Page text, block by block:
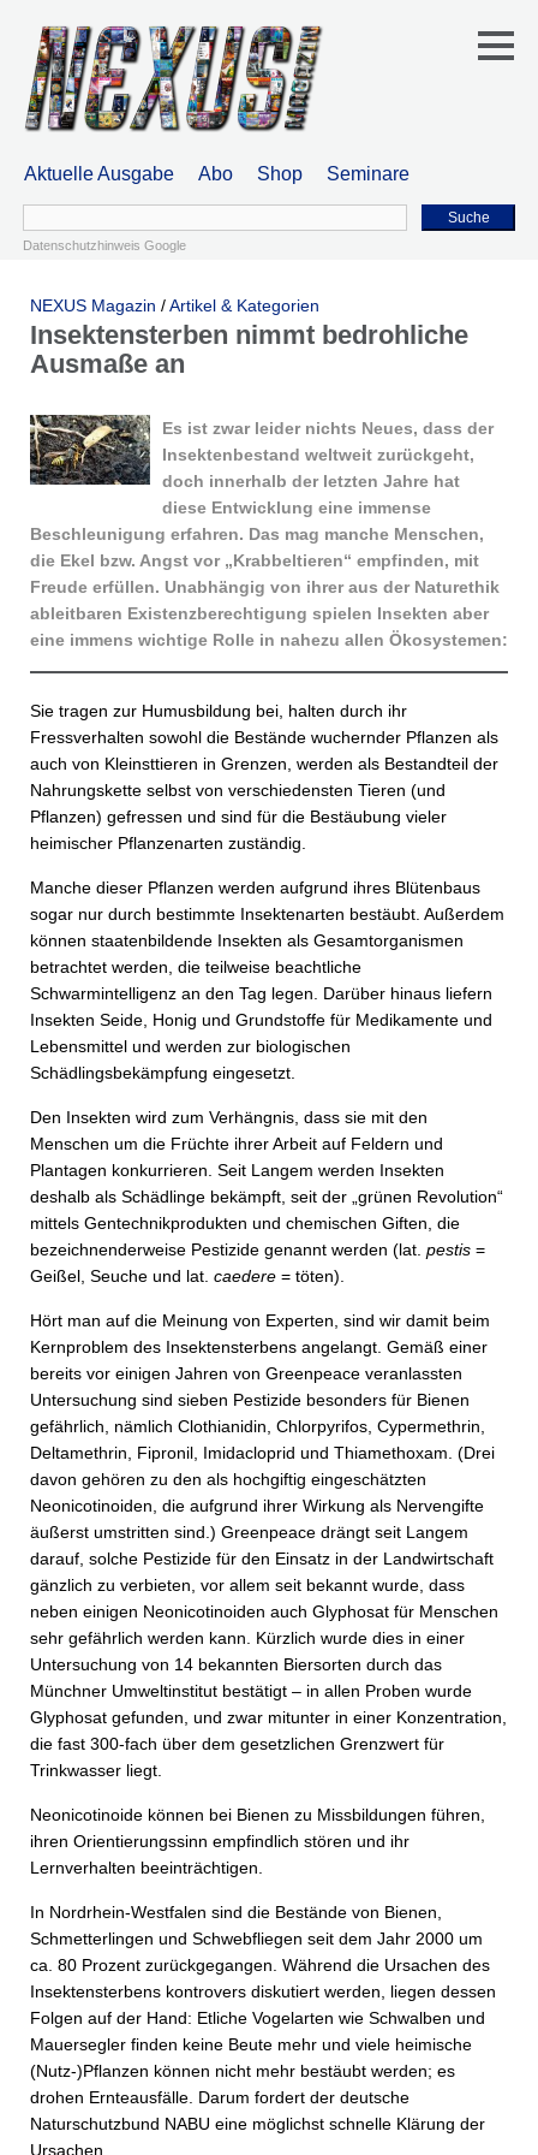
Aktuelle Ausgabe Abo Shop Seminare
Suche
Datenschutzhinweis Google
NEXUS Magazin /Artikel & Kategorien
Insektensterben nimmt bedrohliche
Ausmaße an
Es ist zwar leider nichts Neues, dass der
Insektenbestand weltweit zurückgeht,
doch innerhalb der letzten Jahre hat
diese Entwicklung eine immense
Beschleunigung erfahren. Das mag manche Menschen,
die Ekel bzw. Angst vor „Krabbeltieren“ empfinden, mit
Freude erfüllen. Unabhängig von ihrer aus der Naturethik
ableitbaren Existenzberechtigung spielen Insekten aber
eine immens wichtige Rolle in nahezu allen Ökosystemen:
Sie tragen zur Humusbildung bei, halten durch ihr
Fressverhalten sowohl die Bestände wuchernder Pflanzen als
auch von Kleinsttieren in Grenzen, werden als Bestandteil der
Nahrungskette selbst von verschiedensten Tieren (und
Pflanzen) gefressen und sind für die Bestäubung vieler
heimischer Pflanzenarten zuständig.
Manche dieser Pflanzen werden aufgrund ihres Blütenbaus
sogar nur durch bestimmte Insektenarten bestäubt. Außerdem
können staatenbildende Insekten als Gesamtorganismen
betrachtet werden, die teilweise beachtliche
Schwarmintelligenz an den Tag legen. Darüber hinaus liefern
Insekten Seide, Honig und Grundstoffe für Medikamente und
Lebensmittel und werden zur biologischen
Schädlingsbekämpfung eingesetzt.
Den Insekten wird zum Verhängnis, dass sie mit den
Menschen um die Früchte ihrer Arbeit auf Feldern und
Plantagen konkurrieren. Seit Langem werden Insekten
deshalb als Schädlinge bekämpft, seit der „grünen Revolution“
mittels Gentechnikprodukten und chemischen Giften, die
bezeichnenderweise Pestizide genannt werden (lat. pestis =
Geißel, Seuche und lat. caedere = töten).
Hört man auf die Meinung von Experten, sind wir damit beim
Kernproblem des Insektensterbens angelangt. Gemäß einer
bereits vor einigen Jahren von Greenpeace veranlassten
Untersuchung sind sieben Pestizide besonders für Bienen
gefährlich, nämlich Clothianidin, Chlorpyrifos, Cypermethrin,
Deltamethrin, Fipronil, Imidacloprid und Thiamethoxam. (Drei
davon gehören zu den als hochgiftig eingeschätzten
Neonicotinoiden, die aufgrund ihrer Wirkung als Nervengifte
äußerst umstritten sind.) Greenpeace drängt seit Langem
darauf, solche Pestizide für den Einsatz in der Landwirtschaft
gänzlich zu verbieten, vor allem seit bekannt wurde, dass
neben einigen Neonicotinoiden auch Glyphosat für Menschen
sehr gefährlich werden kann. Kürzlich wurde dies in einer
Untersuchung von 14 bekannten Biersorten durch das
Münchner Umweltinstitut bestätigt – in allen Proben wurde
Glyphosat gefunden, und zwar mitunter in einer Konzentration,
die fast 300-fach über dem gesetzlichen Grenzwert für
Trinkwasser liegt.
Neonicotinoide können bei Bienen zu Missbildungen führen,
ihren Orientierungssinn empfindlich stören und ihr
Lernverhalten beeinträchtigen.
In Nordrhein-Westfalen sind die Bestände von Bienen,
Schmetterlingen und Schwebfliegen seit dem Jahr 2000 um
ca. 80 Prozent zurückgegangen. Während die Ursachen des
Insektensterbens kontrovers diskutiert werden, liegen dessen
Folgen auf der Hand: Etliche Vogelarten wie Schwalben und
Mauersegler finden keine Beute mehr und viele heimische
(Nutz-)Pflanzen können nicht mehr bestäubt werden; es
drohen Ernteausfälle. Darum fordert der deutsche
Naturschutzbund NABU eine möglichst schnelle Klärung der
Ursachen.